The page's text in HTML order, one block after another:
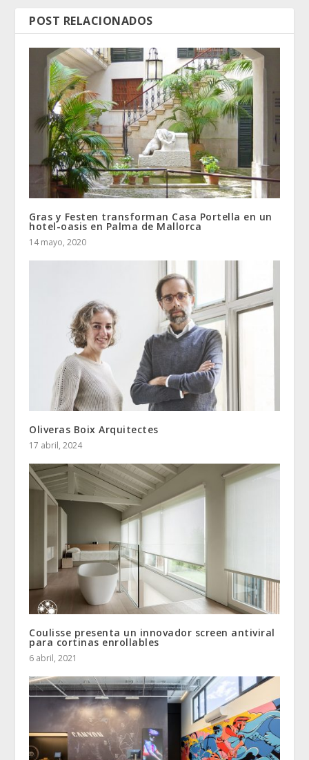
POST RELACIONADOS
Gras y Festen transforman Casa Portella en un
hotel-oasis en Palma de Mallorca
14 mayo, 2020
Oliveras Boix Arquitectes
17 abril, 2024
Coulisse presenta un innovador screen antiviral
para cortinas enrollables
6 abril, 2021